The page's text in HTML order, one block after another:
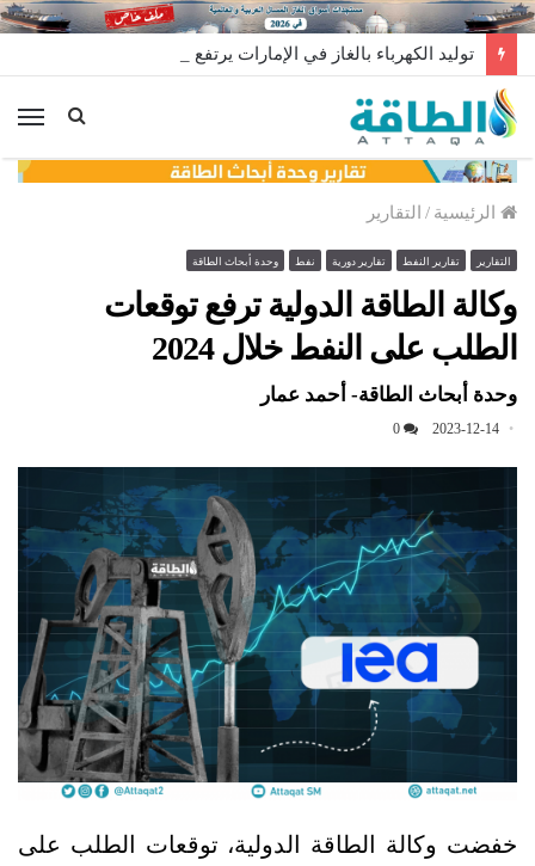
توليد الكهرباء بالغاز في الإمارات يرتفع للعام الثاني
الرئيسية / التقارير
التقارير تقارير النفط تقارير دورية نفط وحدة أبحاث الطاقة
وكالة الطاقة الدولية ترفع توقعات
الطلب على النفط خلال 2024
وحدة أبحاث الطاقة- أحمد عمار
2023-12-14
0
خفضت وكالة الطاقة الدولية، توقعات الطلب على